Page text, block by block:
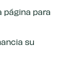
página para
su